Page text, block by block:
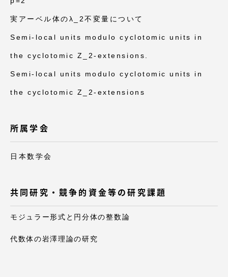
実アーベル体のλ_2不変量について
Semi-local units modulo cyclotomic units in
the cyclotomic Z_2-extensions.
Semi-local units modulo cyclotomic units in
the cyclotomic Z_2-extensions
所属学会
日本数学会
共同研究・競争的資金等の研究課題
モジュラー形式と円分体の整数論
代数体の岩澤理論の研究
資料請求 お問い合わせ
在学生・保護者向けポータル（TIPS） 本学教職員向け情報